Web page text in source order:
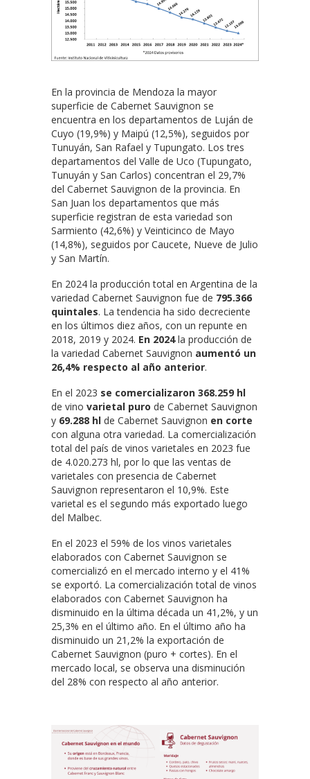
En la provincia de Mendoza la mayor
superficie de Cabernet Sauvignon se
encuentra en los departamentos de Luján de
Cuyo (19,9%) y Maipú (12,5%), seguidos por
Tunuyán, San Rafael y Tupungato. Los tres
departamentos del Valle de Uco (Tupungato,
Tunuyán y San Carlos) concentran el 29,7%
del Cabernet Sauvignon de la provincia. En
San Juan los departamentos que más
superficie registran de esta variedad son
Sarmiento (42,6%) y Veinticinco de Mayo
(14,8%), seguidos por Caucete, Nueve de Julio
y San Martín.
En 2024 la producción total en Argentina de la
variedad Cabernet Sauvignon fue de 795.366
quintales. La tendencia ha sido decreciente
en los últimos diez años, con un repunte en
2018, 2019 y 2024. En 2024la producción de
la variedad Cabernet Sauvignon aumentó un
26,4% respecto al año anterior.
En el 2023 se comercializaron 368.259 hl
de vino varietal puro de Cabernet Sauvignon
y 69.288 hl de Cabernet Sauvignon en corte
con alguna otra variedad. La comercialización
total del país de vinos varietales en 2023 fue
de 4.020.273 hl, por lo que las ventas de
varietales con presencia de Cabernet
Sauvignon representaron el 10,9%. Este
varietal es el segundo más exportado luego
del Malbec.
En el 2023 el 59% de los vinos varietales
elaborados con Cabernet Sauvignon se
comercializó en el mercado interno y el 41%
se exportó. La comercialización total de vinos
elaborados con Cabernet Sauvignon ha
disminuido en la última década un 41,2%, y un
25,3% en el último año. En el último año ha
disminuido un 21,2% la exportación de
Cabernet Sauvignon (puro + cortes). En el
mercado local, se observa una disminución
del 28% con respecto al año anterior.